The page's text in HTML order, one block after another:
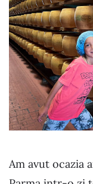
Am avut ocazia